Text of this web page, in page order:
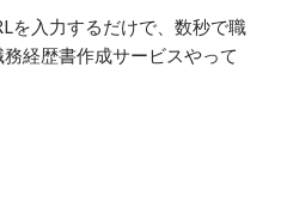
を入力するだけで、数秒で職
経歴書作成サービスやって